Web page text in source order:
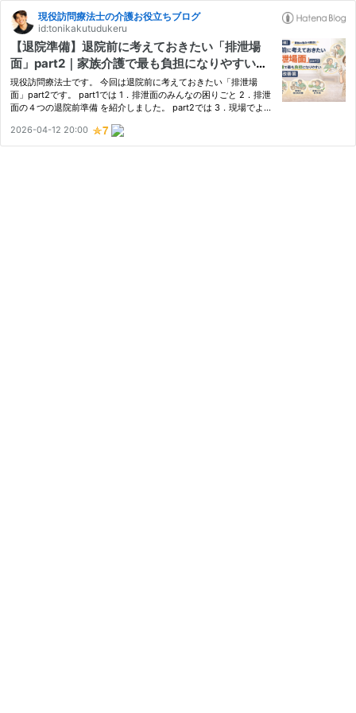
現役訪問療法士の介護お役立ちブログ
id:tonikakutudukeru
【退院準備】退院前に考えておきたい「排泄場
面」part2｜家族介護で最も負担になりやすい理
由と対処法【家族向け】
現役訪問療法士です。 今回は退院前に考えておきたい「排泄場
面」part2です。 part1では 1．排泄面のみんなの困りごと 2．排泄
面の４つの退院前準備 を紹介しました。 part2では 3．現場でよく
します。 『排泄場面』に限定しているとはいえ、介護者の悩みや…
2026-04-12 20:00